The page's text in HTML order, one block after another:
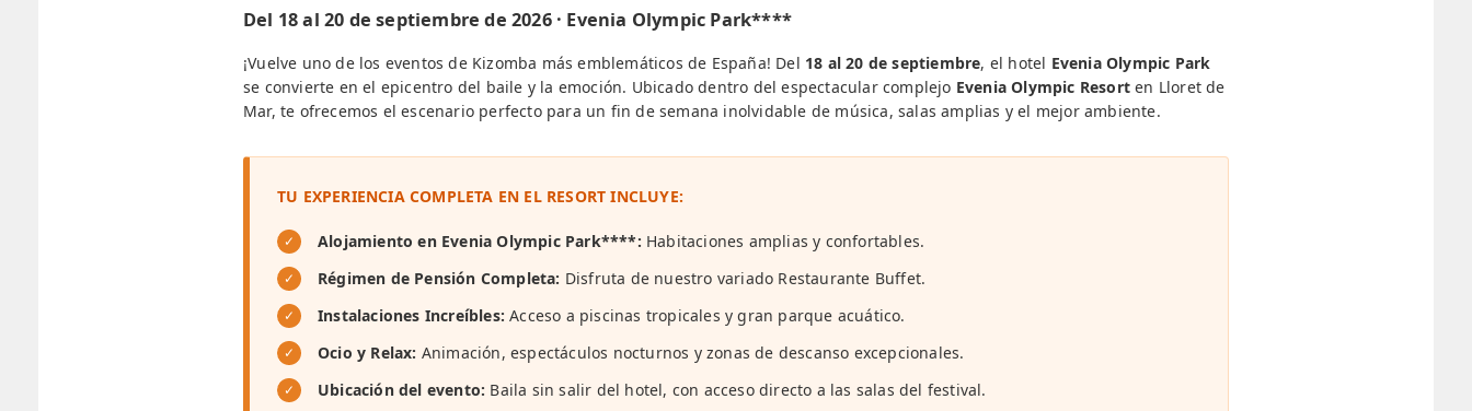
Del 18 al 20 de septiembre de 2026 · Evenia Olympic Park****
¡Vuelve uno de los eventos de Kizomba más emblemáticos de España! Del 18 al 20 de septiembre, el hotel Evenia Olympic Park
se convierte en el epicentro del baile y la emoción. Ubicado dentro del espectacular complejo Evenia Olympic Resort en Lloret de
Mar, te ofrecemos el escenario perfecto para un fin de semana inolvidable de música, salas amplias y el mejor ambiente.
TU EXPERIENCIA COMPLETA EN EL RESORT INCLUYE:
Alojamiento en Evenia Olympic Park****: Habitaciones amplias y confortables.
Régimen de Pensión Completa: Disfruta de nuestro variado Restaurante Buffet.
Instalaciones Increíbles: Acceso a piscinas tropicales y gran parque acuático.
Ocio y Relax: Animación, espectáculos nocturnos y zonas de descanso excepcionales.
Ubicación del evento: Baila sin salir del hotel, con acceso directo a las salas del festival.